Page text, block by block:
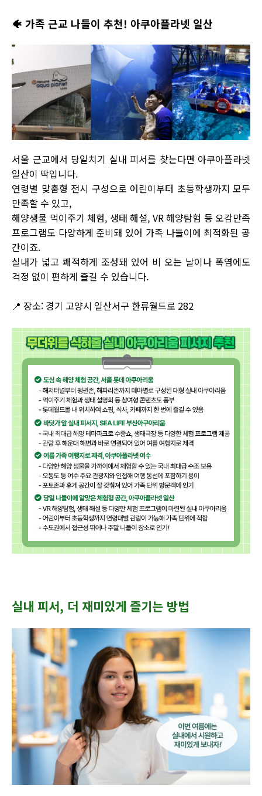
🐠 가족 근교 나들이 추천! 아쿠아플라넷 일산
서울 근교에서 당일치기 실내 피서를 찾는다면 아쿠아플라넷
일산이 딱입니다.
연령별 맞춤형 전시 구성으로 어린이부터 초등학생까지 모두
만족할 수 있고,
해양생물 먹이주기 체험, 생태 해설, VR 해양탐험 등 오감만족
프로그램도 다양하게 준비돼 있어 가족 나들이에 최적화된 공
간이죠.
실내가 넓고 쾌적하게 조성돼 있어 비 오는 날이나 폭염에도
걱정 없이 편하게 즐길 수 있습니다.
📍 장소: 경기 고양시 일산서구 한류월드로 282
실내 피서, 더 재미있게 즐기는 방법